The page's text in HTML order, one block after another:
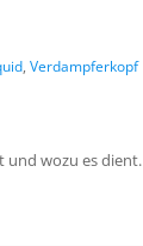
, Verdampferkopf
und wozu es dient.